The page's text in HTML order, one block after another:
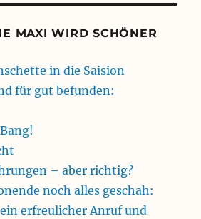
MAXI WIRD SCHÖNER
in die Saision
für gut befunden:
– aber richtig?
noch alles geschah:
erfreulicher Anruf und